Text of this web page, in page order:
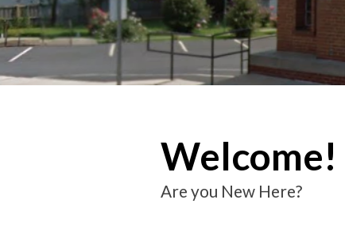
Welcome!
Are you New Here?